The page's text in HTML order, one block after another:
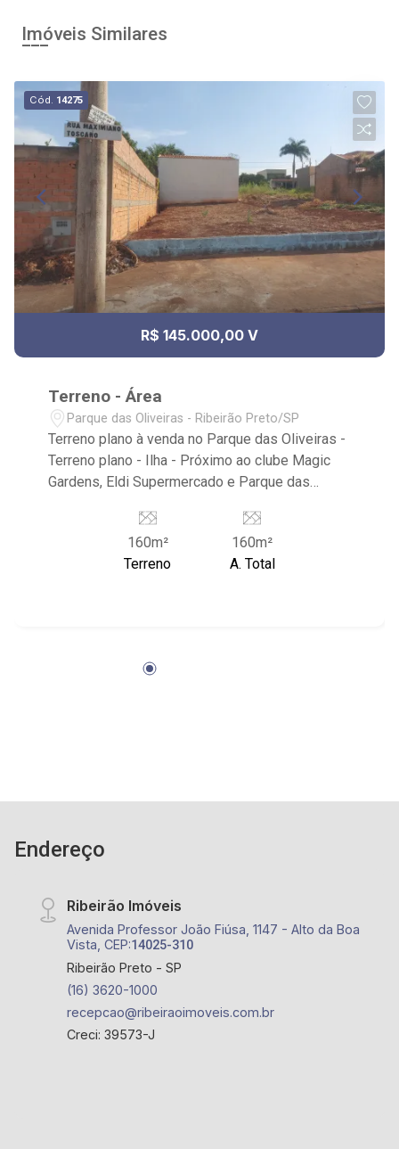
Imóveis Similares
Cód. 14275
R$ 145.000,00 V
Terreno - Área
Parque das Oliveiras - Ribeirão Preto/SP
Terreno plano à venda no Parque das Oliveiras -
Terreno plano - Ilha - Próximo ao clube Magic
Gardens, Eldi Supermercado e Parque das
160m²
Terreno
160m²
A. Total
Endereço
Ribeirão Imóveis
Avenida Professor João Fiúsa, 1147 - Alto da Boa
Vista, CEP:14025-310
Ribeirão Preto - SP
(16) 3620-1000
recepcao@ribeiraoimoveis.com.br
Creci: 39573-J